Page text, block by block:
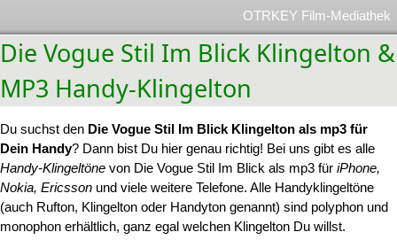
OTRKEY Film-Mediathek
Die Vogue Stil Im Blick Klingelton &
MP3 Handy-Klingelton
Du suchst den Die Vogue Stil Im Blick Klingelton als mp3 für
Dein Handy? Dann bist Du hier genau richtig! Bei uns gibt es alle
Handy-Klingeltöne von Die Vogue Stil Im Blick als mp3 für iPhone,
Nokia, Ericsson und viele weitere Telefone. Alle Handyklingeltöne
(auch Rufton, Klingelton oder Handyton genannt) sind polyphon und
monophon erhältlich, ganz egal welchen Klingelton Du willst.